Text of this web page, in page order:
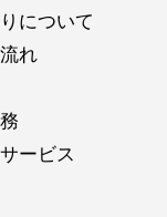
について
れ
ービス